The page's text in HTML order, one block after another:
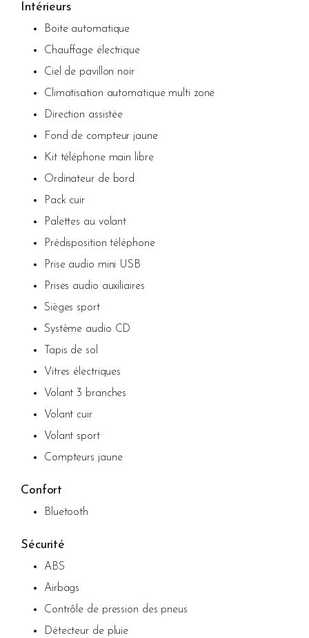
Intérieurs
Boite automatique
Chauffage électrique
Ciel de pavillon noir
Climatisation automatique multi zone
Direction assistée
Fond de compteur jaune
Kit téléphone main libre
Ordinateur de bord
Pack cuir
Palettes au volant
Prédisposition téléphone
Prise audio mini USB
Prises audio auxiliaires
Sièges sport
Système audio CD
Tapis de sol
Vitres électriques
Volant 3 branches
Volant cuir
Volant sport
Compteurs jaune
Confort
Bluetooth
Sécurité
ABS
Airbags
Contrôle de pression des pneus
Détecteur de pluie